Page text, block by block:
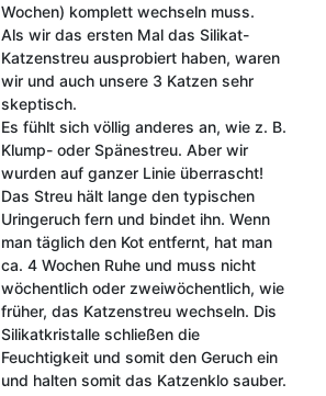
Wochen) komplett wechseln muss.
Als wir das ersten Mal das Silikat-
Katzenstreu ausprobiert haben, waren
wir und auch unsere 3 Katzen sehr
skeptisch.
Es fühlt sich völlig anderes an, wie z. B.
Klump- oder Spänestreu. Aber wir
wurden auf ganzer Linie überrascht!
Das Streu hält lange den typischen
Uringeruch fern und bindet ihn. Wenn
man täglich den Kot entfernt, hat man
ca. 4 Wochen Ruhe und muss nicht
wöchentlich oder zweiwöchentlich, wie
früher, das Katzenstreu wechseln. Dis
Silikatkristalle schließen die
Feuchtigkeit und somit den Geruch ein
und halten somit das Katzenklo sauber.